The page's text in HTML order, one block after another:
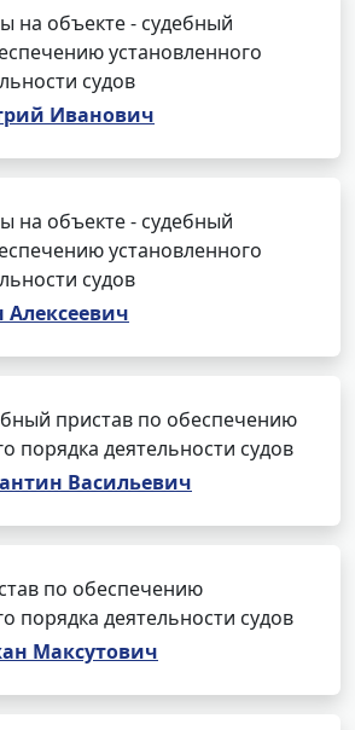
на объекте - судебный
установленного
судов
Иванович
на объекте - судебный
установленного
судов
Алексеевич
пристав по обеспечению
порядка деятельности судов
Васильевич
по обеспечению
порядка деятельности судов
Максутович